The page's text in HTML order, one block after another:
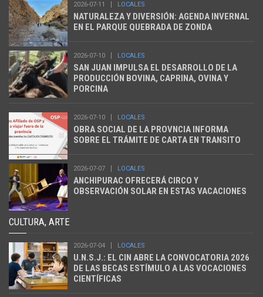
2026-07-11 LOCALES
NATURALEZA Y DIVERSIÓN: AGENDA INVERNAL
EN EL PARQUE QUEBRADA DE ZONDA
2026-07-10 LOCALES
SAN JUAN IMPULSA EL DESARROLLO DE LA
PRODUCCIÓN BOVINA, CAPRINA, OVINA Y
PORCINA
2026-07-10 LOCALES
OBRA SOCIAL DE LA PROVNCIA INFORMA
SOBRE EL TRÁMITE DE CARTA EN TRANSITO
2026-07-07 LOCALES
ANCHIPURAC OFRECERÁ CIRCO Y
OBSERVACIÓN SOLAR EN ESTAS VACACIONES
CULTURA, ARTE
2026-07-04 LOCALES
U.N.S.J.: EL CIN ABRE LA CONVOCATORIA 2026
DE LAS BECAS ESTÍMULO A LAS VOCACIONES
CIENTÍFICAS